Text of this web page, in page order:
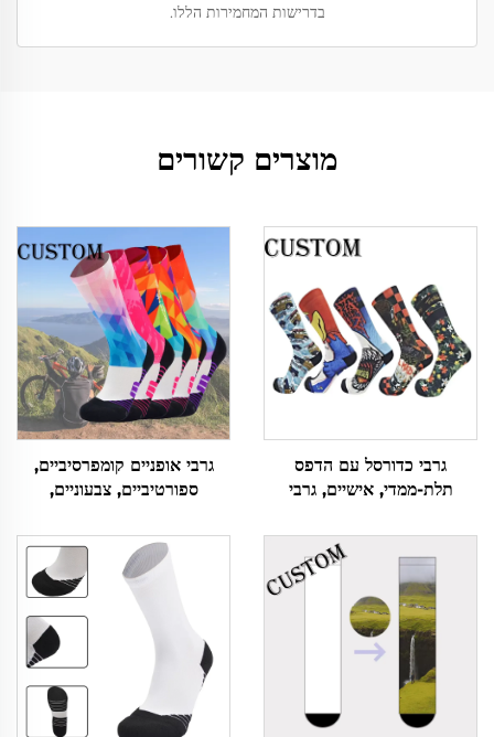
בדרישות המחמירות הללו.
מוצרים קשורים
גרבי כדורסל עם הדפס
תלת-ממדי, אישיים, גרבי
גרבי אופניים קומפרסיביים,
ספורטיביים, צבעוניים,
סאבלימציה חיצוני